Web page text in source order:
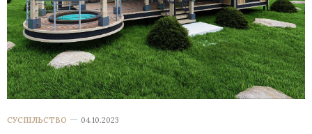
СУСПІЛЬСТВО 04.10.2023